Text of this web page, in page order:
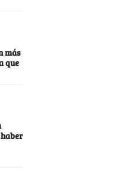
más
que
haber